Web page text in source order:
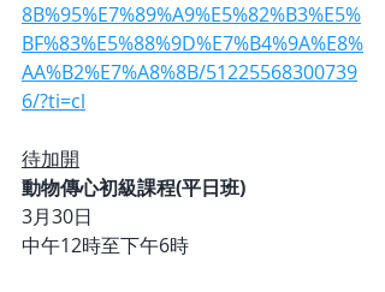
8B%95%E7%89%A9%E5%82%B3%E5%
BF%83%E5%88%9D%E7%B4%9A%E8%
AA%B2%E7%A8%8B/51225568300739
6/?ti=cl
待加開
動物傳心初級課程(平日班)
3月30日
中午12時至下午6時